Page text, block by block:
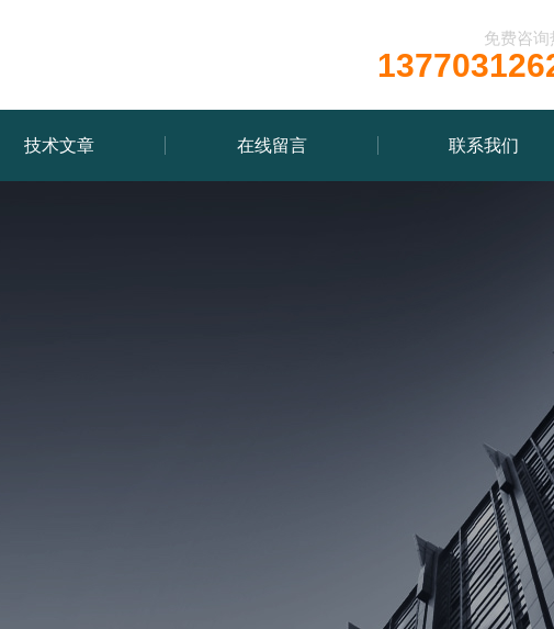
免费咨询
技术文章 在线留言 联系我们